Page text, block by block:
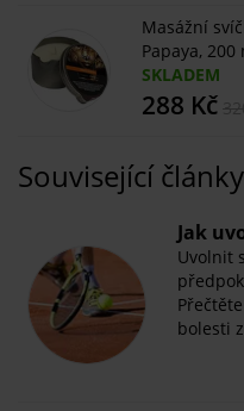
Masážní
Papaya, 200
SKLADEM
288 Kč
Související články
​Jak
Uvolnit
bolesti